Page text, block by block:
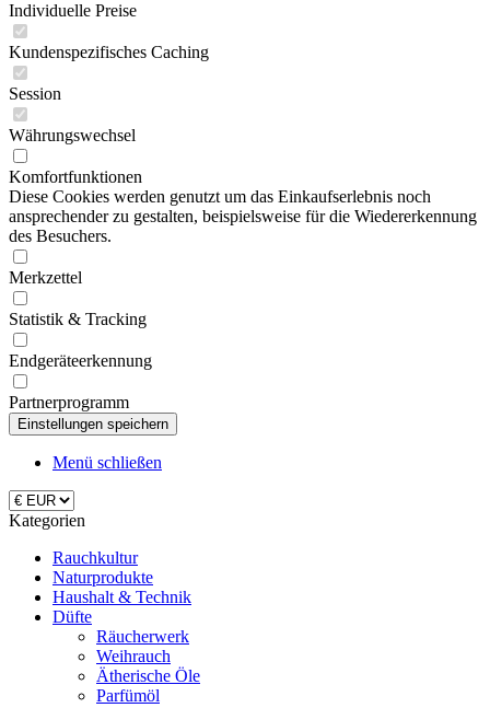
Individuelle Preise
Kundenspezifisches Caching
Session
Währungswechsel
Komfortfunktionen
Diese Cookies werden genutzt um das Einkaufserlebnis noch
ansprechender zu gestalten, beispielsweise für die Wiedererkennung
des Besuchers.
Merkzettel
Statistik & Tracking
Endgeräteerkennung
Partnerprogramm
Menü schließen
Kategorien
Rauchkultur
Naturprodukte
Haushalt & Technik
Düfte
Räucherwerk
Weihrauch
Ätherische Öle
Parfümöl